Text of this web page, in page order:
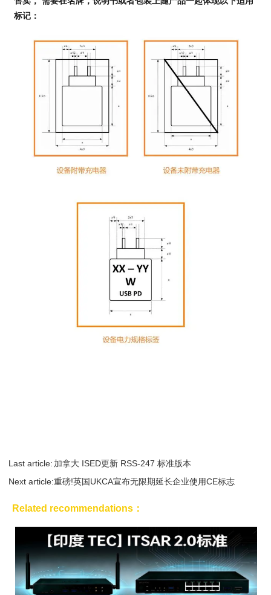
标记：
Last article: 加拿大 ISED更新 RSS-247 标准版本
Next article:重磅!英国UKCA宣布无限期延长企业使用CE标志
Related recommendations：